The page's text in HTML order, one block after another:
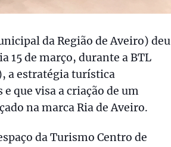
da Região de Aveiro) deu
15 de março, durante a BTL
a estratégia turística
que visa a criação de um
na marca Ria de Aveiro.
da Turismo Centro de